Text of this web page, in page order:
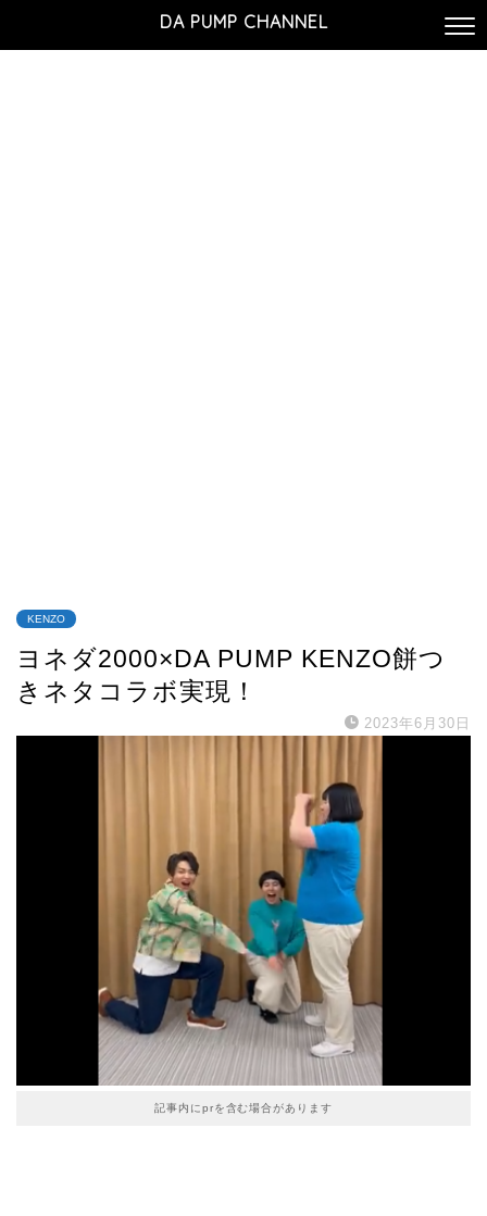
DA PUMP CHANNEL
KENZO
ヨネダ2000×DA PUMP KENZO餅つ
きネタコラボ実現！
2023年6月30日
記事内にprを含む場合があります